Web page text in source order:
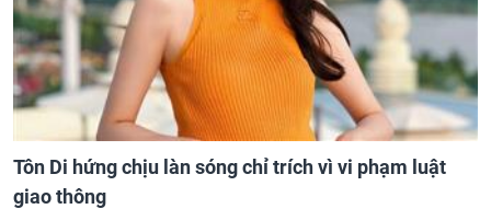
Tôn Di hứng chịu làn sóng chỉ trích vì vi phạm luật
giao thông